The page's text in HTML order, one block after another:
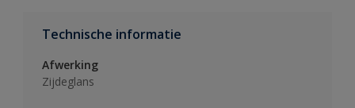
Technische informatie
Afwerking
Zijdeglans